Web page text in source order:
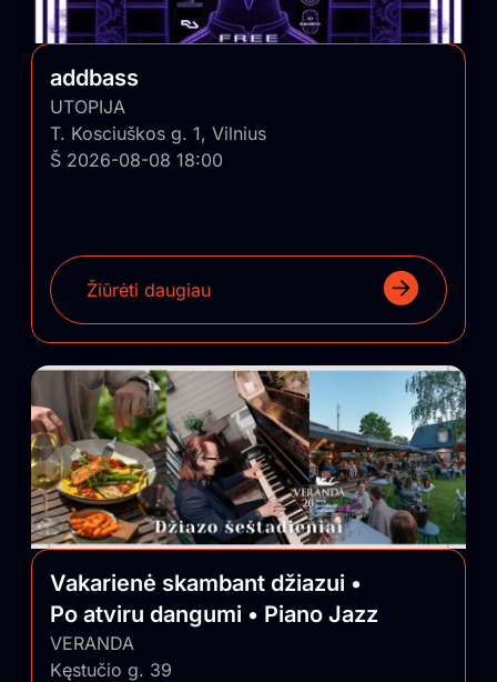
sugrąžinti ir įskiepyti į Lietuvos regionus.
addbass
UTOPIJA
T. Kosciuškos g. 1, Vilnius
Š 2026-08-08 18:00
Žiūrėti daugiau
Vakarienė skambant džiazui •
Po atviru dangumi • Piano Jazz
VERANDA
Kęstučio g. 39